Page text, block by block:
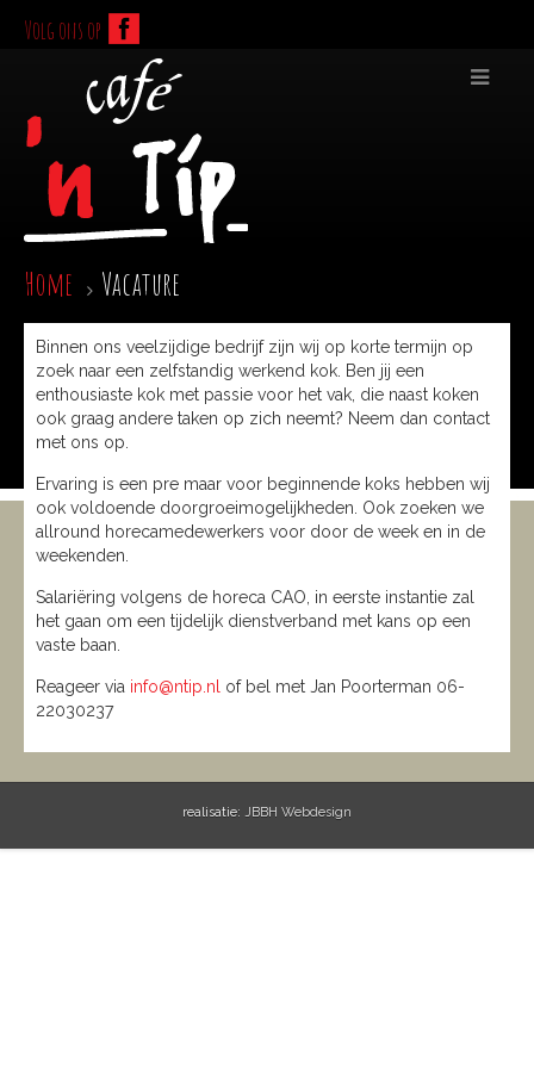
Volg ons op
Home Vacature
Binnen ons veelzijdige bedrijf zijn wij op korte termijn op
zoek naar een zelfstandig werkend kok. Ben jij een
enthousiaste kok met passie voor het vak, die naast koken
ook graag andere taken op zich neemt? Neem dan contact
met ons op.
Ervaring is een pre maar voor beginnende koks hebben wij
ook voldoende doorgroeimogelijkheden. Ook zoeken we
allround horecamedewerkers voor door de week en in de
weekenden.
Salariëring volgens de horeca CAO, in eerste instantie zal
het gaan om een tijdelijk dienstverband met kans op een
vaste baan.
Reageer via info@ntip.nl
of bel met Jan Poorterman 06-
22030237
realisatie: JBBH Webdesign